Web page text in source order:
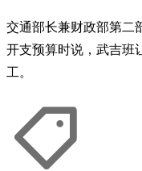
交通部长兼财政部第二
开支预算时说，武吉班
工。